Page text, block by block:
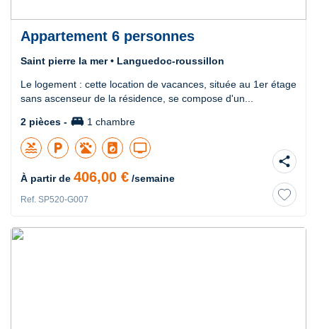
Appartement 6 personnes
Saint pierre la mer • Languedoc-roussillon
Le logement : cette location de vacances, située au 1er étage
sans ascenseur de la résidence, se compose d'un...
2 pièces - king_bed 1 chambre
pool local_parking local_laundry_service tv
À partir de 406,00 € /semaine
Ref. SP520-G007
share